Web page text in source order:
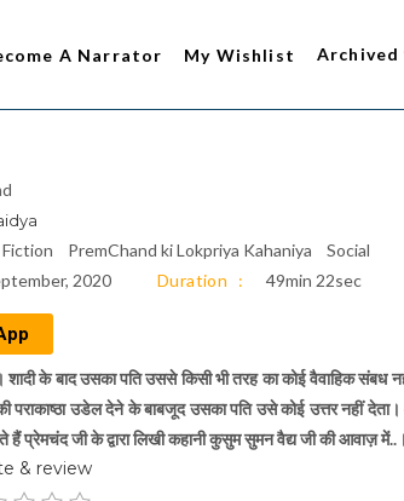
A Narrator My Wishlist Archived
Fiction PremChand ki Lokpriya Kahaniya
Social
2020 Duration 49min 22sec
शादी के बाद उसका पति उससे किसी भी तरह का कोई वैवाहिक
पराकाष्ठा उडेल देने के बाबजूद उसका पति उसे कोई उत्तर नहीं
हैं प्रेमचंद जी के द्वारा लिखी कहानी कुसुम सुमन वैद्य जी की आवाज़ में..।
& review